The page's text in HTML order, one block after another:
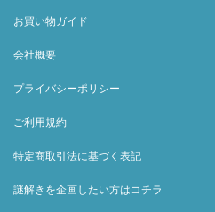
お買い物ガイド
会社概要
プライバシーポリシー
ご利用規約
特定商取引法に基づく表記
謎解きを企画したい方はコチラ